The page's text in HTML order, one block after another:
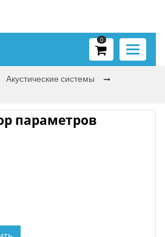
Toggle
0
Акустические системы
параметров